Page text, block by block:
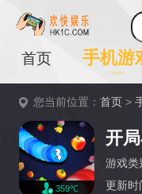
首页 手机游
您当前位置：首页 >
359℃
开
游戏类
更新时